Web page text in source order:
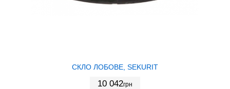
СКЛО ЛОБОВЕ, SEKURIT
10 042грн